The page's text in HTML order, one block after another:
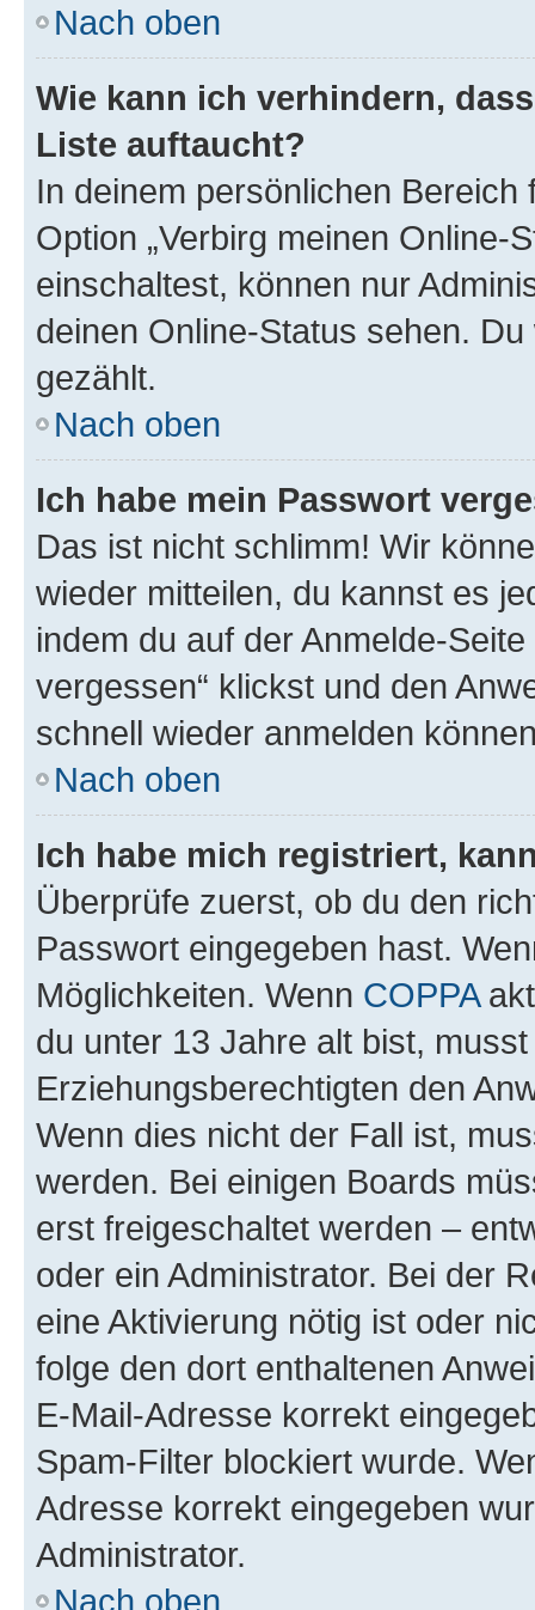
Nach oben
Wie kann ich verhindern,
Liste auftaucht?
In deinem persönlichen
Option „Verbirg meinen Online-
einschaltest, können nur
deinen Online-Status sehen.
gezählt.
Nach oben
Ich habe mein Passwort
Das ist nicht schlimm! Wir
wieder mitteilen, du kannst es
indem du auf der Anmelde-
vergessen“ klickst und den
schnell wieder anmelden
Nach oben
Ich habe mich registriert,
Überprüfe zuerst, ob du den
Passwort eingegeben hast.
Möglichkeiten. Wenn COPPA
du unter 13 Jahre alt bist,
Erziehungsberechtigten den
Wenn dies nicht der Fall ist,
werden. Bei einigen Boards
erst freigeschaltet werden –
oder ein Administrator. Bei der
eine Aktivierung nötig ist oder
folge den dort enthaltenen
E-Mail-Adresse korrekt
Spam-Filter blockiert wurde.
Adresse korrekt eingegeben
Administrator.
Nach oben